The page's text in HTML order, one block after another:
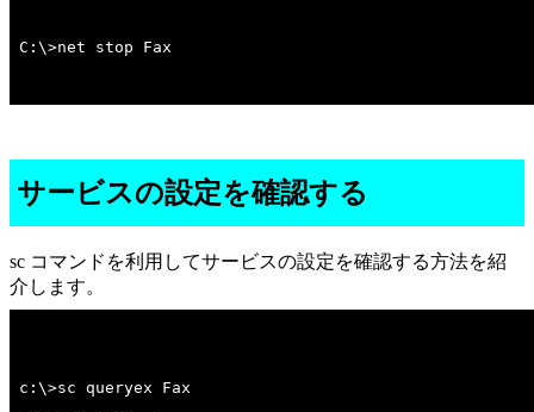
C:\>net stop Fax
サービスの設定を確認する
sc コマンドを利用してサービスの設定を確認する方法を紹
介します。
c:\>sc queryex Fax